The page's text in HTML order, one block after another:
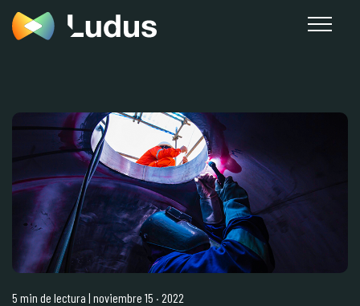
5 min de lectura | noviembre 15 · 2022